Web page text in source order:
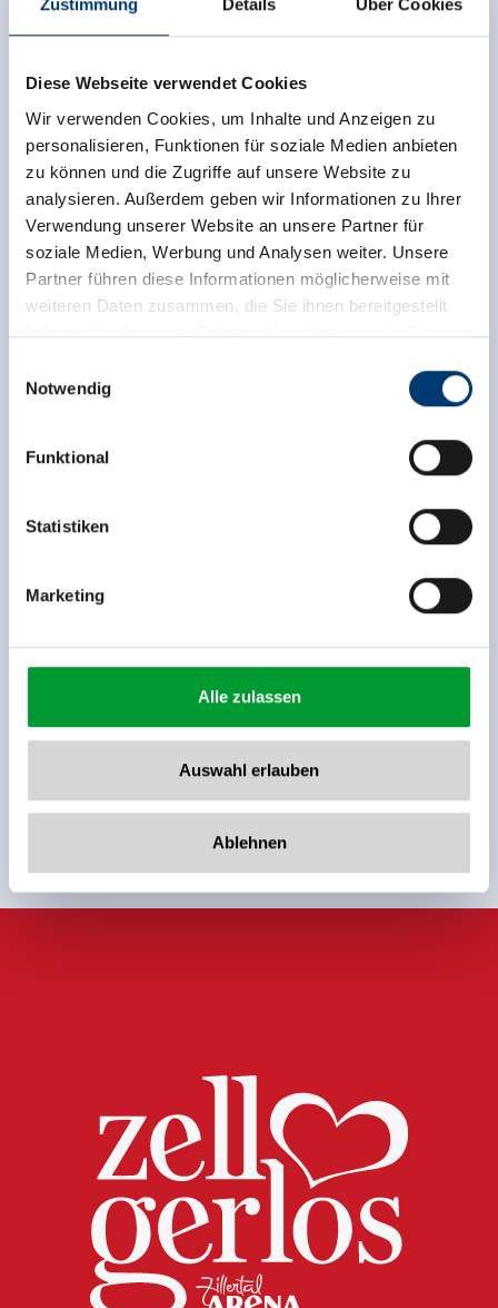
Zustimmung Details Über Cookies
Diese Webseite verwendet Cookies
Wir verwenden Cookies, um Inhalte und Anzeigen zu
personalisieren, Funktionen für soziale Medien anbieten
zu können und die Zugriffe auf unsere Website zu
analysieren. Außerdem geben wir Informationen zu Ihrer
Verwendung unserer Website an unsere Partner für
soziale Medien, Werbung und Analysen weiter. Unsere
Partner führen diese Informationen möglicherweise mit
weiteren Daten zusammen, die Sie ihnen bereitgestellt
haben oder die sie im Rahmen Ihrer Nutzung der Dienste
Rohr 23// A-6280 Zell am Ziller
www.zillertalarena.com
Notwendig
Funktional
Statistiken
Marketing
Alle zulassen
Auswahl erlauben
Ablehnen
Jetzt für den newsletter
anmelden!
Anmelden